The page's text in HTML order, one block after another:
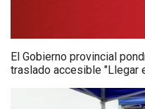
El Gobierno provincial
traslado accesible "Llegar